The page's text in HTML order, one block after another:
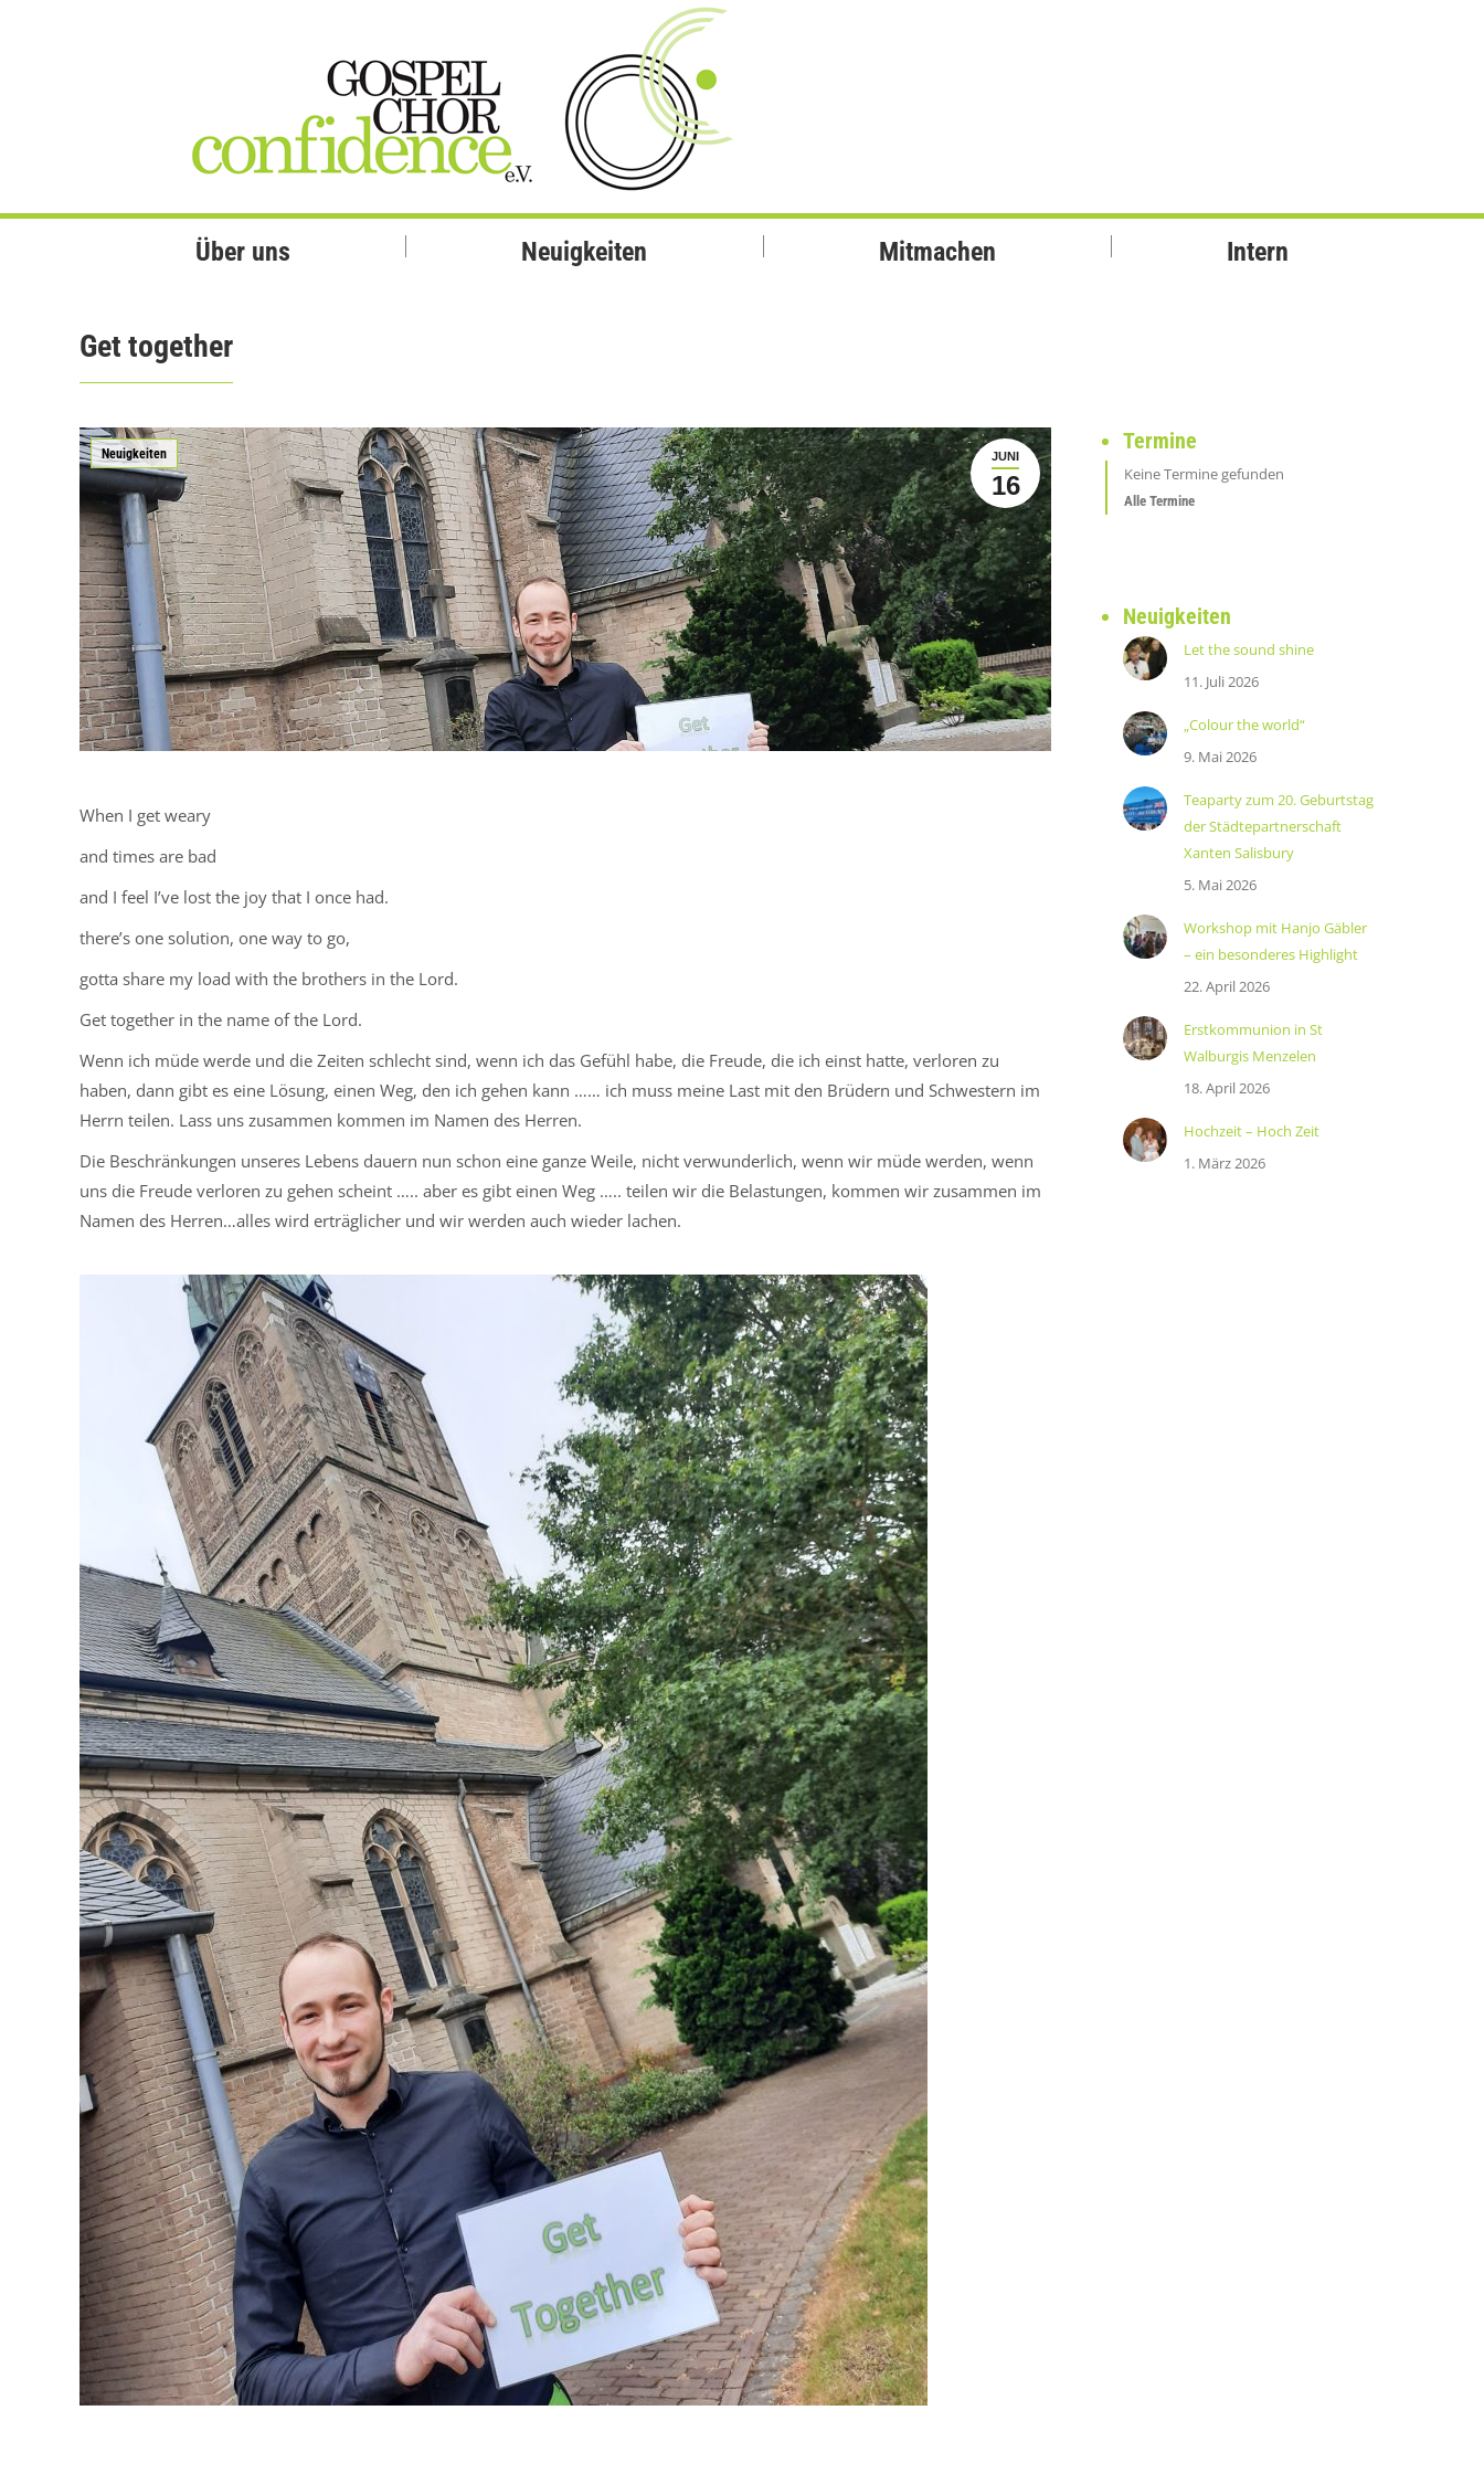
Über uns Neuigkeiten Mitmachen Intern
Get together
JUNI
16
Neuigkeiten
When I get weary
and times are bad
and I feel I’ve lost the joy that I once had.
there’s one solution, one way to go,
gotta share my load with the brothers in the Lord.
Get together in the name of the Lord.
Wenn ich müde werde und die Zeiten schlecht sind, wenn ich das Gefühl habe, die Freude, die ich einst hatte, verloren zu
haben, dann gibt es eine Lösung, einen Weg, den ich gehen kann …… ich muss meine Last mit den Brüdern und Schwestern im
Herrn teilen. Lass uns zusammen kommen im Namen des Herren.
Die Beschränkungen unseres Lebens dauern nun schon eine ganze Weile, nicht verwunderlich, wenn wir müde werden, wenn
uns die Freude verloren zu gehen scheint ….. aber es gibt einen Weg ….. teilen wir die Belastungen, kommen wir zusammen im
Namen des Herren…alles wird erträglicher und wir werden auch wieder lachen.
Termine
Keine Termine gefunden
Alle Termine
Neuigkeiten
Let the sound shine
11. Juli 2026
„Colour the world“
9. Mai 2026
Teaparty zum 20. Geburtstag
der Städtepartnerschaft
Xanten Salisbury
5. Mai 2026
Workshop mit Hanjo Gäbler
– ein besonderes Highlight
22. April 2026
Erstkommunion in St
Walburgis Menzelen
18. April 2026
Hochzeit – Hoch Zeit
1. März 2026